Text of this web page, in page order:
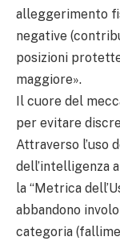
alleggerimento
negative
posizioni
maggiore».
Il cuore del
per evitare
Attraverso l’uso
dell’intelligenza
la “Metrica
abbandono
categoria